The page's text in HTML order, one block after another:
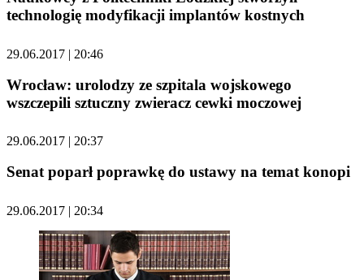
technologię modyfikacji implantów kostnych
29.06.2017 | 20:46
Wrocław: urolodzy ze szpitala wojskowego
wszczepili sztuczny zwieracz cewki moczowej
29.06.2017 | 20:37
Senat poparł poprawkę do ustawy na temat konopi
29.06.2017 | 20:34